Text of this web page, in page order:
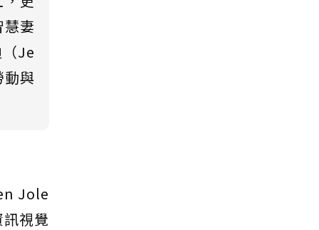
妻
Je
與
Jole
視覺